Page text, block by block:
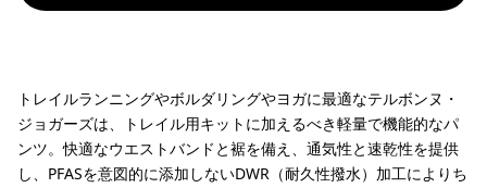
トレイルランニングやボルダリングやヨガに最適なテルボンヌ・
ジョガーズは、トレイル用キットに加えるべき軽量で機能的なパ
ンツ。快適なウエストバンドと裾を備え、通気性と速乾性を提供
し、PFASを意図的に添加しないDWR（耐久性撥水）加工によりち